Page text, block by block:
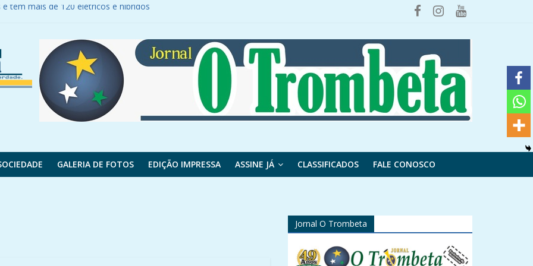
tem mais de 120 elétricos e híbridos
do contrato; veja valores
Luiz Henrique e como fica a negociação com Almada
GALERIA DE FOTOS EDIÇÃO IMPRESSA ASSINE JÁ CLASSIFICADOS FALE CONOSCO
Jornal O Trombeta